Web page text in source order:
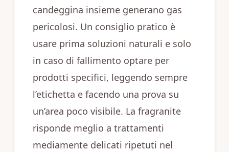
candeggina insieme generano gas
pericolosi. Un consiglio pratico è
usare prima soluzioni naturali e solo
in caso di fallimento optare per
prodotti specifici, leggendo sempre
l’etichetta e facendo una prova su
un’area poco visibile. La fragranite
risponde meglio a trattamenti
mediamente delicati ripetuti nel